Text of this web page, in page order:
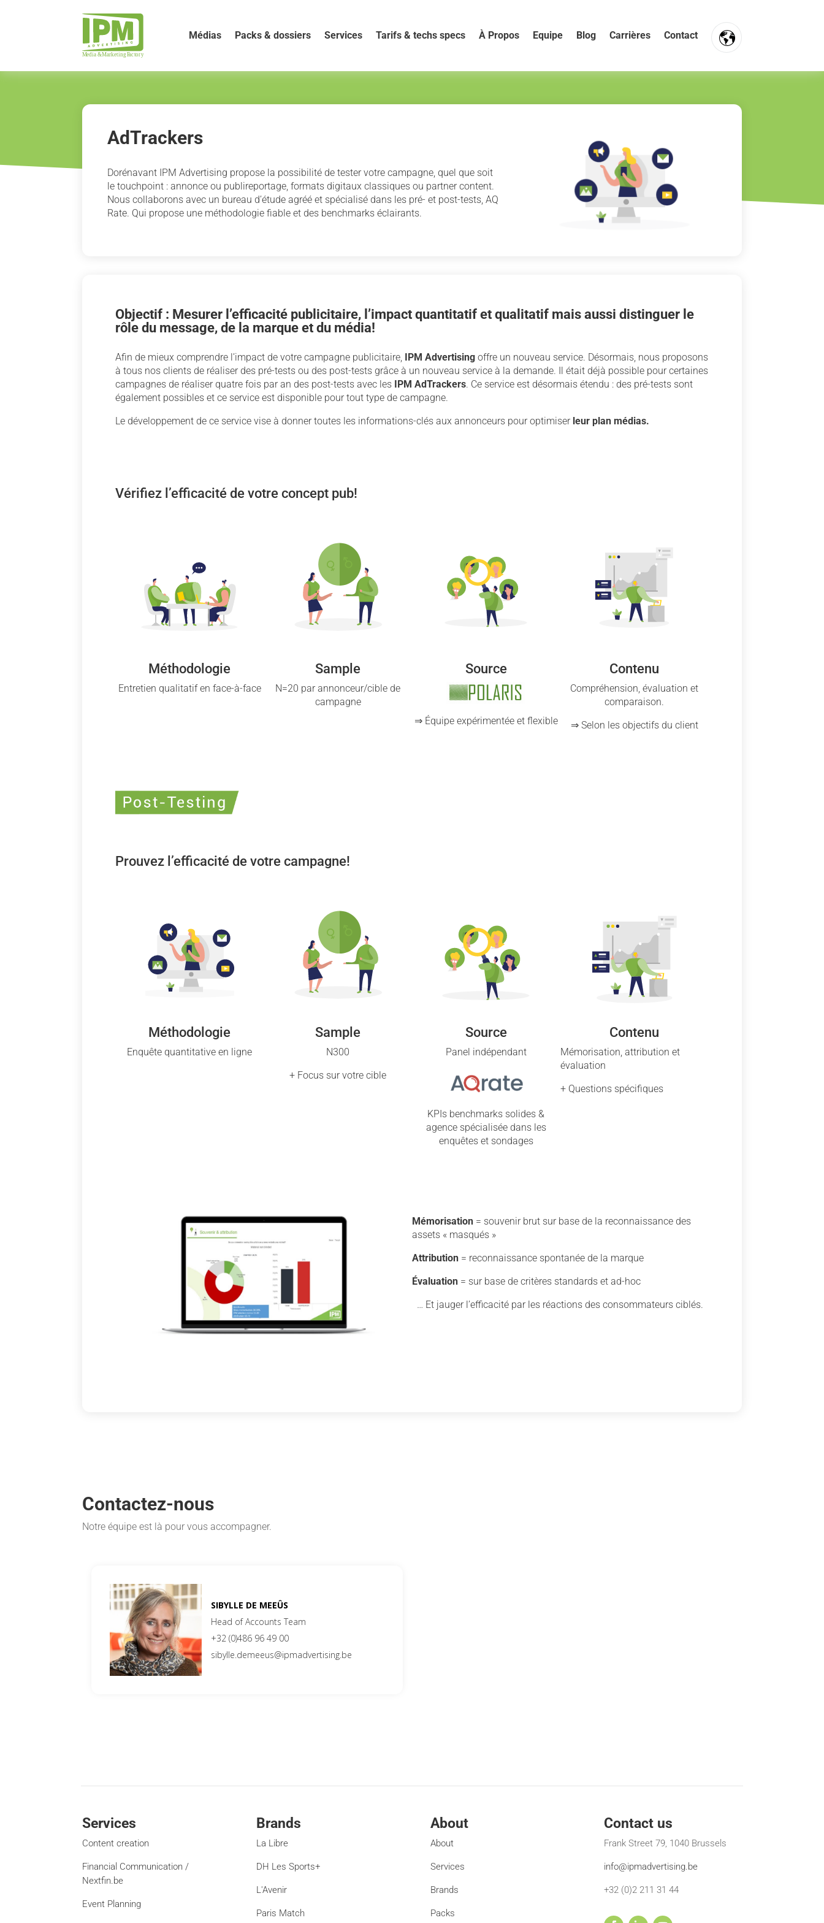
Médias Packs & dossiers Services Tarifs & techs specs À Propos Equipe Blog Carrières Contact
FR
AdTrackers
Dorénavant IPM Advertising propose la possibilité de tester votre campagne, quel que soit
le touchpoint : annonce ou publireportage, formats digitaux classiques ou partner content.
Nous collaborons avec un bureau d’étude agréé et spécialisé dans les pré- et post-tests, AQ
Rate. Qui propose une méthodologie fiable et des benchmarks éclairants.
Objectif : Mesurer l’efficacité publicitaire, l’impact quantitatif et qualitatif mais aussi distinguer le
rôle du message, de la marque et du média!
Afin de mieux comprendre l’impact de votre campagne publicitaire, IPM Advertising offre un nouveau service. Désormais, nous proposons
à tous nos clients de réaliser des pré-tests ou des post-tests grâce à un nouveau service à la demande. Il était déjà possible pour certaines
campagnes de réaliser quatre fois par an des post-tests avec les IPM AdTrackers. Ce service est désormais étendu : des pré-tests sont
également possibles et ce service est disponible pour tout type de campagne.
Le développement de ce service vise à donner toutes les informations-clés aux annonceurs pour optimiserleur plan médias.
Vérifiez l’efficacité de votre concept pub!
Méthodologie
Entretien qualitatif en face-à-face
Sample
N=20 par annonceur/cible de
campagne
Source
⇒ Équipe expérimentée et flexible
Contenu
Compréhension, évaluation et
comparaison.
⇒ Selon les objectifs du client
Prouvez l’efficacité de votre campagne!
Méthodologie
Enquête quantitative en ligne
Sample
N300
+ Focus sur votre cible
Source
Panel indépendant
KPIs benchmarks solides &
agence spécialisée dans les
enquêtes et sondages
Contenu
Mémorisation, attribution et
évaluation
+ Questions spécifiques
Mémorisation = souvenir brut sur base de la reconnaissance des
assets « masqués »
Attribution = reconnaissance spontanée de la marque
Évaluation = sur base de critères standards et ad-hoc
… Et jauger l’efficacité par les réactions des consommateurs ciblés.
Contactez-nous
Notre équipe est là pour vous accompagner.
SIBYLLE DE MEEÛS
Head of Accounts Team
+32 (0)486 96 49 00
sibylle.demeeus@ipmadvertising.be
Services
Content creation
Financial Communication /
Nextfin.be
Event Planning
Brands
La Libre
DH Les Sports+
L'Avenir
Paris Match
About
About
Services
Brands
Packs
Contact us
Frank Street 79, 1040 Brussels
info@ipmadvertising.be
+32 (0)2 211 31 44